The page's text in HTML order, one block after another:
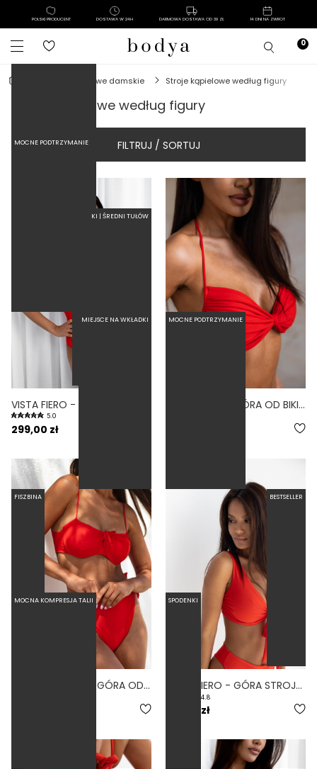
POLSKI PRODUCENT DOSTAWA W 24H DARMOWA DOSTAWA OD 39 ZŁ 14 DNI NA ZWROT
stroje kąpielowe damskie stroje kąpielowe według figury
stroje kąpielowe według figury
FILTRUJ / SORTUJ
MOCNA KOMPRESJA TALII
KRÓTKI | ŚREDNI TUŁÓW
5.0
299,00 zł
WAVE FIERO - GÓRA OD BIKINI NA MAŁY BIUST WIĄZANA CZERWONY
MOCNE PODTRZYMANIE
MIEJSCE NA WKŁADKI
FISZBINA
WIRES 2.0 FIERO - GÓRA OD BIKINI Z FISZBINAMI KIESZONKA NA WKŁADKI CZERWONY
MOCNE PODTRZYMANIE
BESTSELLER
WRAP FIERO - GÓRA STROJU KĄPIELOWEGO NA DUŻY BIUST REGULOWANY OBWÓD CZERWONY
4.8
219,00 zł
MOCNA KOMPRESJA TALII SPODENKI